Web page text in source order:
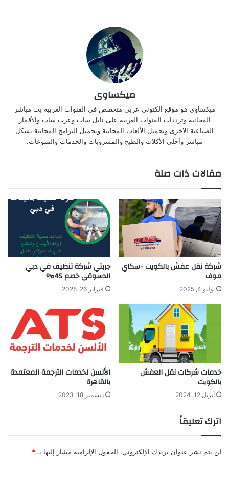
ميكساوى
ميكساوى هو موقع الكتونى عربي متخصص فى القنوات العربية بث مباشر
المجانية وترددات القنوات العربية على نايل سات وعرب سات والأقمار
الصناعية الاخرى وتحميل الألعاب المجانية وتحميل البرامج المجانية بشكل
مباشر وأحلى الأكلات والطبخ والمشروبات والخدمات والمنوعات.
مقالات ذات صلة
شركة نقل عفش بالكويت -سكاي
موف
يوليو 4, 2025
جربتي شركة تنظيف في دبي
الدسوقي خصم 45%
فبراير 26, 2025
خدمات شركات نقل العفش
بالكويت
أبريل 12, 2024
الألسن لخدمات الترجمة المعتمدة
بالقاهرة
ديسمبر 18, 2023
اترك تعليقاً
لن يتم نشر عنوان بريدك الإلكتروني. الحقول الإلزامية مشار إليها بـ *